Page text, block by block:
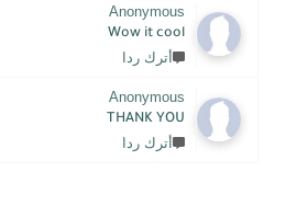
Anonymous
Wow it cool
أترك ردا
Anonymous
THANK YOU
أترك ردا